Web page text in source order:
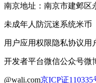
南京地址：南京市建邺区
未成年人防沉迷系统米币
用户应用权限隐私协议用
开发者平台微信公众号微
@wali.com京ICP证110335